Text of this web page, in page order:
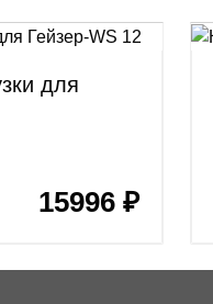
для
15996 ₽